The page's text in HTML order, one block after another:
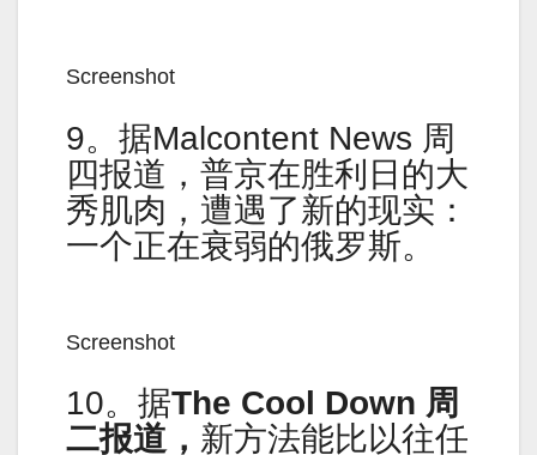
Screenshot
9。据Malcontent News 周
四报道，普京在胜利日的大
秀肌肉，遭遇了新的现实：
一个正在衰弱的俄罗斯。
Screenshot
10。据The Cool Down 周
二报道， 新方法能比以往任